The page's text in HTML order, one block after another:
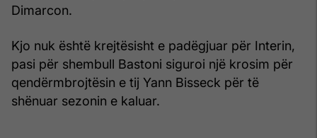
Dimarcon.
Kjo nuk është krejtësisht e padëgjuar për Interin,
pasi për shembull Bastoni siguroi një krosim për
qendërmbrojtësin e tij Yann Bisseck për të
shënuar sezonin e kaluar.